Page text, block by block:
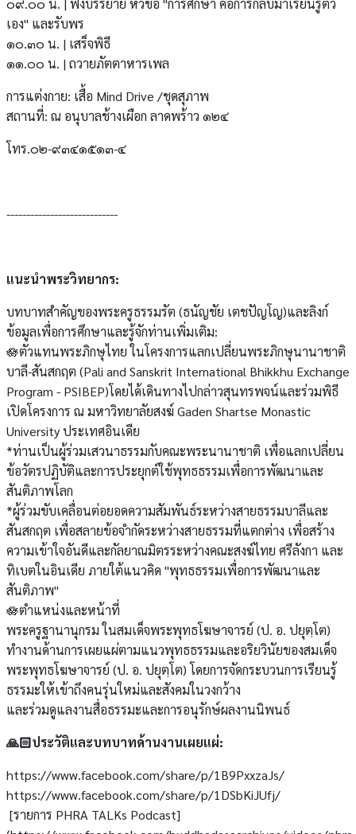
๐๙.๐๐ น. | ฟังบรรยาย หัวข้อ "การศึกษา คือการกลับมาเรียนรู้ตัว
เอง" และรับพร
๑๐.๓๐ น. | เสร็จพิธี
๑๑.๐๐ น. | ถวายภัตตาหารเพล
การแต่งกาย: เสื้อ Mind Drive /ชุดสุภาพ
สถานที่: ณ อนุบาลช้างเผือก ลาดพร้าว ๑๒๔
โทร.๐๒-๙๓๔๑๕๑๓-๔
----------------------------
แนะนำพระวิทยากร:
บทบาทสำคัญของพระครูธรรมรัต (ธนัญชัย เตชปัญโญ)และลิงก์
ข้อมูลเพื่อการศึกษาและรู้จักท่านเพิ่มเติม:
🪷ตัวแทนพระภิกษุไทย ในโครงการแลกเปลี่ยนพระภิกษุนานาชาติ
บาลี-สันสกฤต (Pali and Sanskrit International Bhikkhu Exchange
Program - PSIBEP)โดยได้เดินทางไปกล่าวสุนทรพจน์และร่วมพิธี
เปิดโครงการ ณ มหาวิทยาลัยสงฆ์ Gaden Shartse Monastic
University ประเทศอินเดีย
*ท่านเป็นผู้ร่วมเสวนาธรรมกับคณะพระนานาชาติ เพื่อแลกเปลี่ยน
ข้อวัตรปฏิบัติและการประยุกต์ใช้พุทธธรรมเพื่อการพัฒนาและ
สันติภาพโลก
*ผู้ร่วมขับเคลื่อนต่อยอดความสัมพันธ์ระหว่างสายธรรมบาลีและ
สันสกฤต เพื่อสลายข้อจำกัดระหว่างสายธรรมที่แตกต่าง เพื่อสร้าง
ความเข้าใจอันดีและกัลยาณมิตรระหว่างคณะสงฆ์ไทย ศรีลังกา และ
ทิเบตในอินเดีย ภายใต้แนวคิด "พุทธธรรมเพื่อการพัฒนาและ
สันติภาพ"
🪷ตำแหน่งและหน้าที่
พระครูฐานานุกรม ในสมเด็จพระพุทธโฆษาจารย์ (ป. อ. ปยุตฺโต)
ทำงานด้านการเผยแผ่ตามแนวพุทธธรรมและอริยวินัยของสมเด็จ
พระพุทธโฆษาจารย์ (ป. อ. ปยุตฺโต) โดยการจัดกระบวนการเรียนรู้
ธรรมะให้เข้าถึงคนรุ่นใหม่และสังคมในวงกว้าง
และร่วมดูแลงานสื่อธรรมะและการอนุรักษ์ผลงานนิพนธ์
🙏🏻ประวัติและบทบาทด้านงานเผยแผ่:
https://www.facebook.com/share/p/1B9PxxzaJs/
https://www.facebook.com/share/p/1DSbKiJUfj/
[รายการ PHRA TALKs Podcast]